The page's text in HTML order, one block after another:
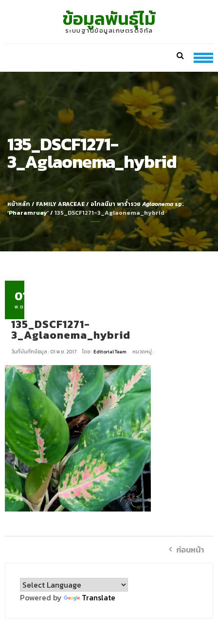
ข้อมูลพันธุ์ไม้
ระบบฐานข้อมูลเกษตรดิจิทัล
135_DSCF1271-
3_Aglaonema_hybrid
หน้าหลัก / FAMILY ARACEAE/ อโกลนีมา พาร่ำรวย Aglaonemasp.
‘Pharamruay’/ 135_DSCF1271-3_Aglaonema_hybrid
01
พ.ย.
135_DSCF1271-
3_Aglaonema_hybrid
วันที่บันทึกข้อมูล : 01 พ.ย. 2017 โดย :Editorial Team หมวดหมู่ :
ก่อนหน้า
Powered by Translate